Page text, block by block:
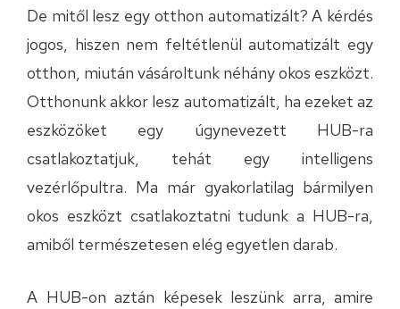
De mitől lesz egy otthon automatizált? A kérdés
jogos, hiszen nem feltétlenül automatizált egy
otthon, miután vásároltunk néhány okos eszközt.
Otthonunk akkor lesz automatizált, ha ezeket az
eszközöket egy úgynevezett HUB-ra
csatlakoztatjuk, tehát egy intelligens
vezérlőpultra. Ma már gyakorlatilag bármilyen
okos eszközt csatlakoztatni tudunk a HUB-ra,
amiből természetesen elég egyetlen darab.
A HUB-on aztán képesek leszünk arra, amire